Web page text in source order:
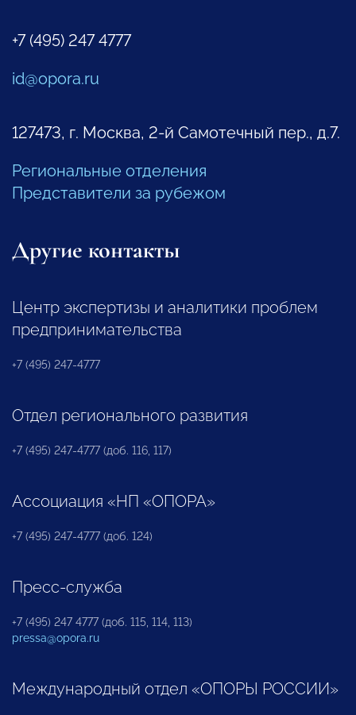
+7 (495) 247 4777
id@opora.ru
127473, г. Москва, 2-й Самотечный пер., д.7.
Региональные отделения
Представители за рубежом
Другие контакты
Центр экспертизы и аналитики проблем
предпринимательства
+7 (495) 247-4777
Отдел регионального развития
+7 (495) 247-4777 (доб. 116, 117)
Ассоциация «НП «ОПОРА»
+7 (495) 247-4777 (доб. 124)
Пресс-служба
+7 (495) 247 4777 (доб. 115, 114, 113)
pressa@opora.ru
Международный отдел «ОПОРЫ РОССИИ»